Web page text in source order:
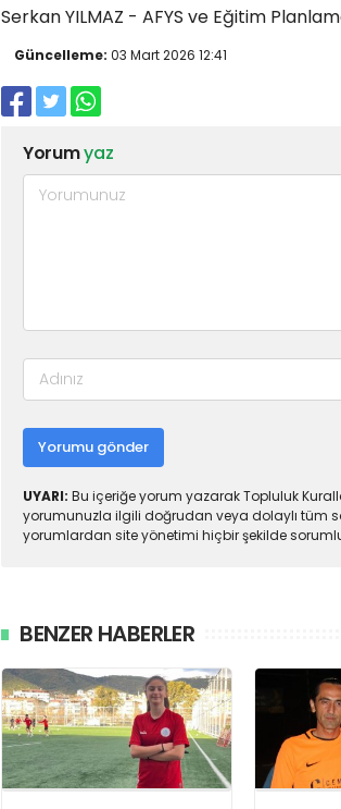
Serkan YILMAZ - AFYS ve Eğitim
Güncelleme: 03 Mart 2026 12:41
Yorumyaz
Yorumu gönder
UYARI: Bu içeriğe yorum yazarak Topluluk
yorumunuzla ilgili doğrudan veya dolaylı tüm
yorumlardan site yönetimi hiçbir şekilde
BENZER HABERLER